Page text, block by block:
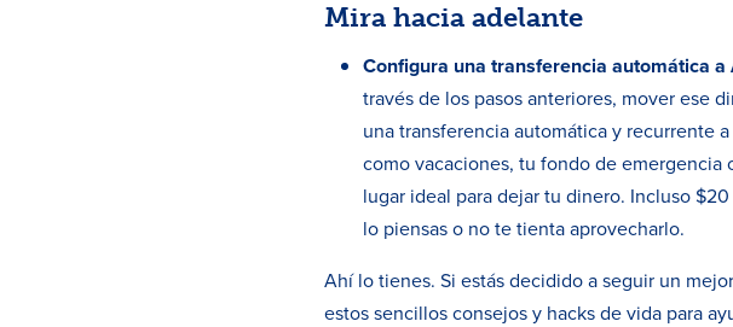
Mira hacia adelante
Configura una transferencia automática a
través de los pasos anteriores, mover ese
una transferencia automática y recurrente
como vacaciones, tu fondo de
lugar ideal para dejar tu dinero. Incluso
lo piensas o no te tienta aprovecharlo.
Ahí lo tienes. Si estás decidido a seguir un
estos sencillos consejos y hacks de vida para